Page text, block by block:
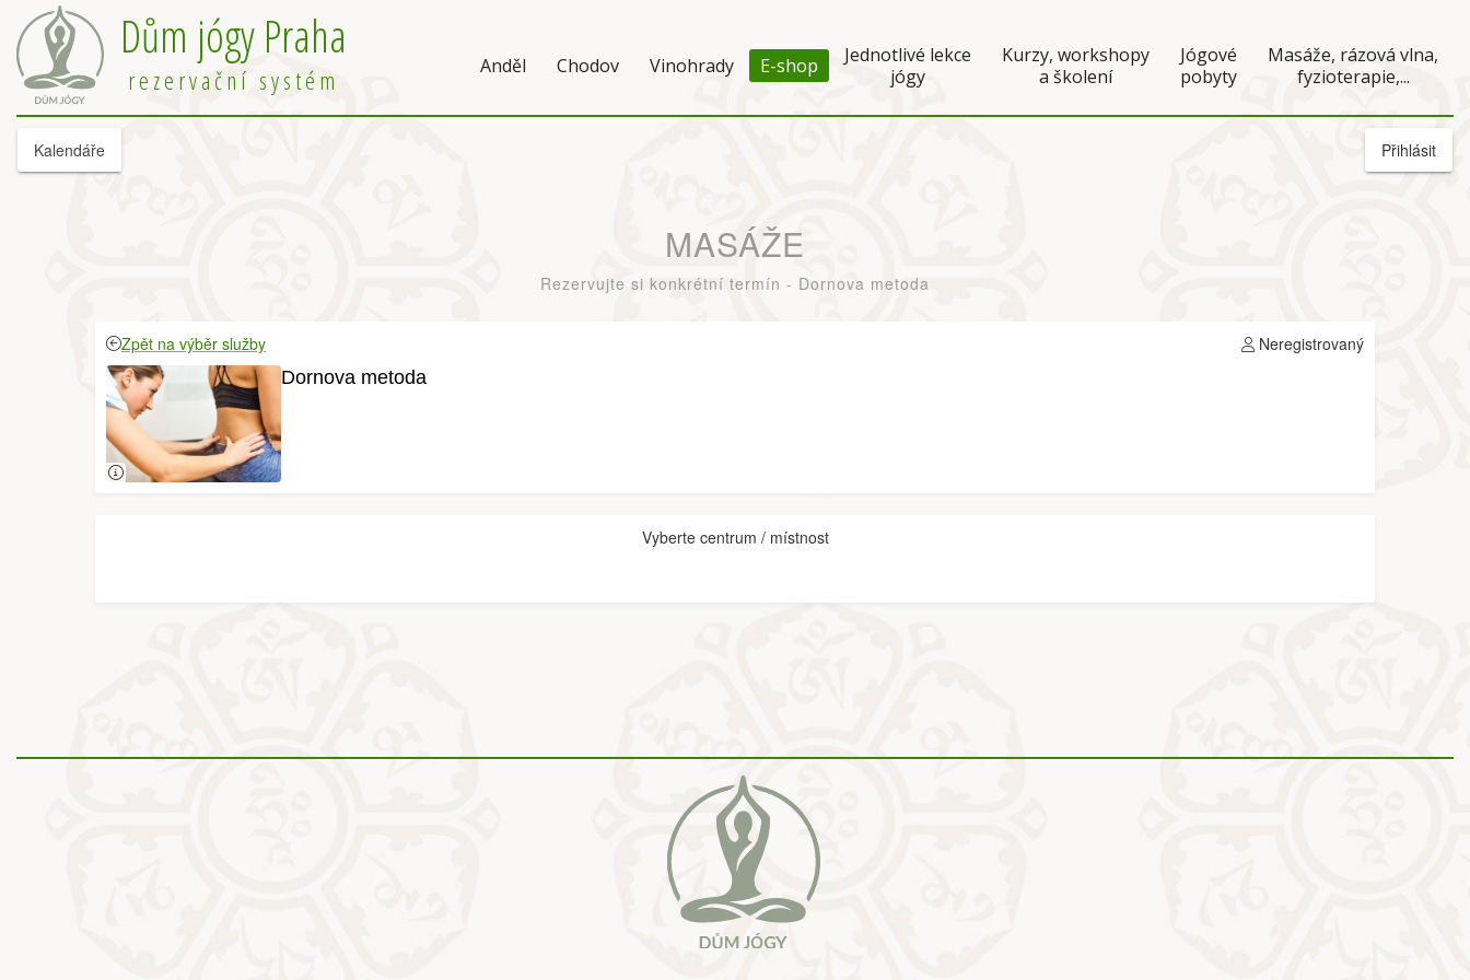
Dům jógy Praha
rezervační systém Anděl Chodov Vinohrady E-shop
Jednotlivé lekce
jógy
Kurzy, workshopy
a školení
Jógové
pobyty
Masáže, rázová vlna,
fyzioterapie,...
Kalendáře Přihlásit
MASÁŽE
Rezervujte si konkrétní termín - Dornova metoda
Zpět na výběr služby
Neregistrovaný
Dornova metoda
Vyberte centrum / místnost